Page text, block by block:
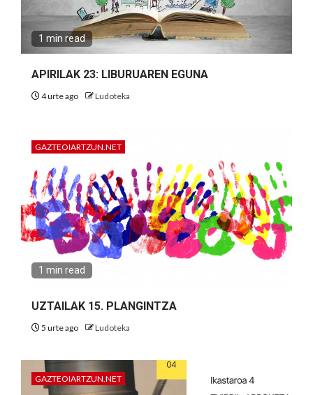
1 min read
APIRILAK 23: LIBURUAREN EGUNA
4 urte ago Ludoteka
GAZTEOIARTZUN.NET
1 min read
UZTAILAK 15. PLANGINTZA
5 urte ago Ludoteka
GAZTEOIARTZUN.NET